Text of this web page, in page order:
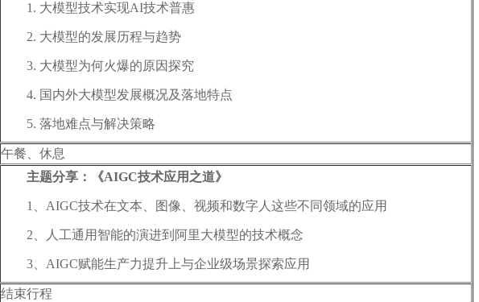
1. 大模型技术实现AI技术普惠
2. 大模型的发展历程与趋势
3. 大模型为何火爆的原因探究
4. 国内外大模型发展概况及落地特点
5. 落地难点与解决策略
午餐、休息
主题分享：《AIGC技术应用之道》
1、AIGC技术在文本、图像、视频和数字人这些不同领域的应用
2、人工通用智能的演进到阿里大模型的技术概念
3、AIGC赋能生产力提升上与企业级场景探索应用
结束行程